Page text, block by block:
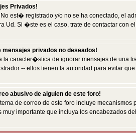
Privados!
est� registrado y/o no se ha conectado, el
Ud. Si �ste es el caso, trate de contactar con
privados no deseados!
la caracter�stica de ignorar mensajes de una
-- ellos tienen la autoridad para evitar
abusivo de alguien de este foro!
de correo de este foro incluye
importante que incluya los encabezados